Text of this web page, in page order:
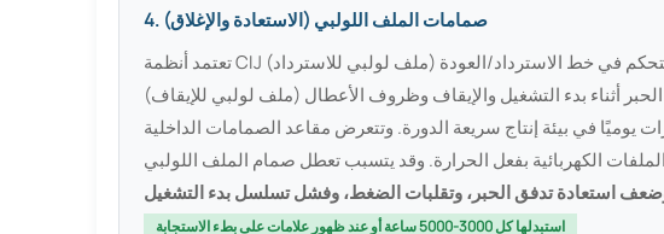
4. صمامات الملف اللولبي (الاستعادة والإغلاق)
في خط الاسترداد/العودة (ملف لولبي للاسترداد)
يوميًا في بيئة إنتاج سريعة الدورة. وتتعرض مقاعد الصمامات الداخلية
الكهربائية بفعل الحرارة. وقد يتسبب تعطل صمام الملف اللولبي
استعادة تدفق الحبر، وتقلبات الضغط، وفشل تسلسل بدء التشغيل
استبدلها كل 3000-5000 ساعة أو عند ظهور علامات على بطء الاستجابة